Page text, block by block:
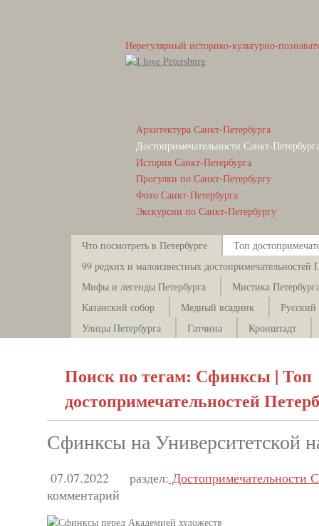
Нерегулярный историко-культурно-
Архитектура Санкт-Петербурга
Достопримечательности Санкт-
История Санкт-Петербурга
Прогулки по Санкт-Петербургу
Фото Санкт-Петербурга
Экскурсии по Санкт-Петербургу
Что посмотреть в Петербурге
Топ
99 редких и малоизвестных достопримечательностей
Мифы и легенды Петербурга
Мистика
Казанский собор
Медный всадник
Улицы Петербурга
Гатчина Кронштадт
Поиск по тегам: Сфинксы | Топ
достопримечательностей
Сфинксы на Университетской
07.07.2022 раздел: Достопримечательности
комментарий